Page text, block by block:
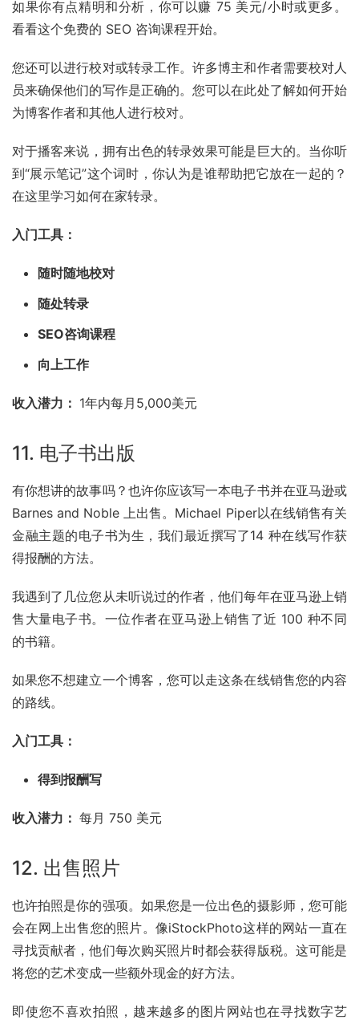
如果你有点精明和分析，你可以赚 75 美元/小时或更多。
看看这个免费的 SEO 咨询课程开始。
您还可以进行校对或转录工作。许多博主和作者需要校对人
员来确保他们的写作是正确的。您可以在此处了解如何开始
为博客作者和其他人进行校对。
对于播客来说，拥有出色的转录效果可能是巨大的。当你听
到“展示笔记”这个词时，你认为是谁帮助把它放在一起的？
在这里学习如何在家转录。
入门工具：
随时随地校对
随处转录
SEO咨询课程
向上工作
收入潜力： 1年内每月5,000美元
11. 电子书出版
有你想讲的故事吗？也许你应该写一本电子书并在亚马逊或
Barnes and Noble 上出售。Michael Piper以在线销售有关
金融主题的电子书为生，我们最近撰写了14 种在线写作获
得报酬的方法。
我遇到了几位您从未听说过的作者，他们每年在亚马逊上销
售大量电子书。一位作者在亚马逊上销售了近 100 种不同
的书籍。
如果您不想建立一个博客，您可以走这条在线销售您的内容
的路线。
入门工具：
得到报酬写
收入潜力： 每月 750 美元
12. 出售照片
也许拍照是你的强项。如果您是一位出色的摄影师，您可能
会在网上出售您的照片。像iStockPhoto这样的网站一直在
寻找贡献者，他们每次购买照片时都会获得版税。这可能是
将您的艺术变成一些额外现金的好方法。
即使您不喜欢拍照，越来越多的图片网站也在寻找数字艺